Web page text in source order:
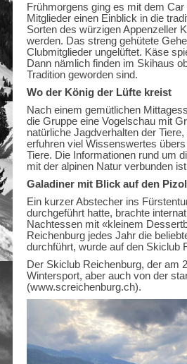
Frühmorgens ging es mit dem
Mitglieder einen Einblick in die
Sorten des würzigen Appenzeller
werden. Das streng gehütete
Clubmitglieder ungelüftet. Käse
Dann nämlich finden im Skihaus
Tradition geworden sind.
Wo der König der Lüfte kreist
Nach einem gemütlichen
die Gruppe eine Vogelschau mit
natürliche Jagdverhalten der
erfuhren viel Wissenswertes
Tiere. Die Informationen rund um
mit der alpinen Natur verbunden
Galadiner mit Blick auf den Pizol
Ein kurzer Abstecher ins
durchgeführt hatte, brachte
Nachtessen mit «kleinem
Reichenburg jedes Jahr die
durchführt, wurde auf den Skiclub
Der Skiclub Reichenburg, der am
Wintersport, aber auch von der
(www.screichenburg.ch).